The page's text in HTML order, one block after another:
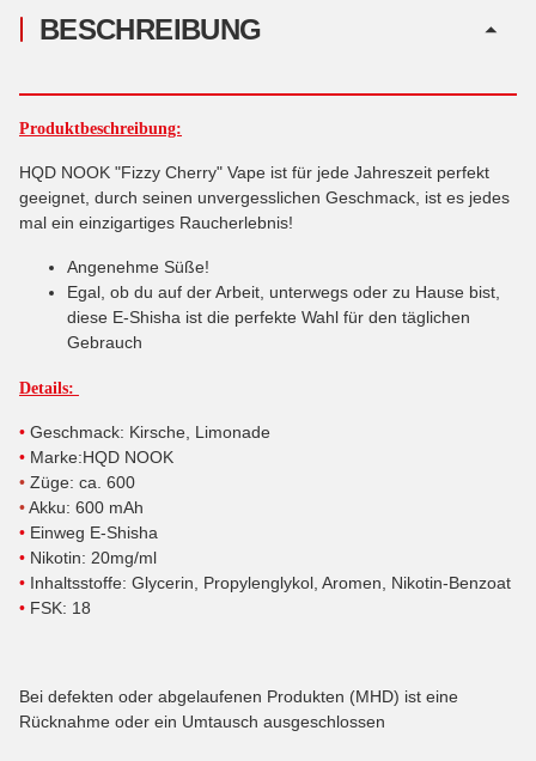
BESCHREIBUNG
Produktbeschreibung:
HQD NOOK "Fizzy Cherry" Vape ist für jede Jahreszeit perfekt
geeignet, durch seinen unvergesslichen Geschmack, ist es jedes
mal ein einzigartiges Raucherlebnis!
Angenehme Süße!
Egal, ob du auf der Arbeit, unterwegs oder zu Hause bist,
diese E-Shisha ist die perfekte Wahl für den täglichen
Gebrauch
Details:
• Geschmack: Kirsche, Limonade
• Marke:HQD NOOK
• Züge: ca. 600
•Akku: 600 mAh
• Einweg E-Shisha
• Nikotin: 20mg/ml
• Inhaltsstoffe: Glycerin, Propylenglykol, Aromen, Nikotin-Benzoat
• FSK: 18
Bei defekten oder abgelaufenen Produkten (MHD) ist eine
Rücknahme oder ein Umtausch ausgeschlossen